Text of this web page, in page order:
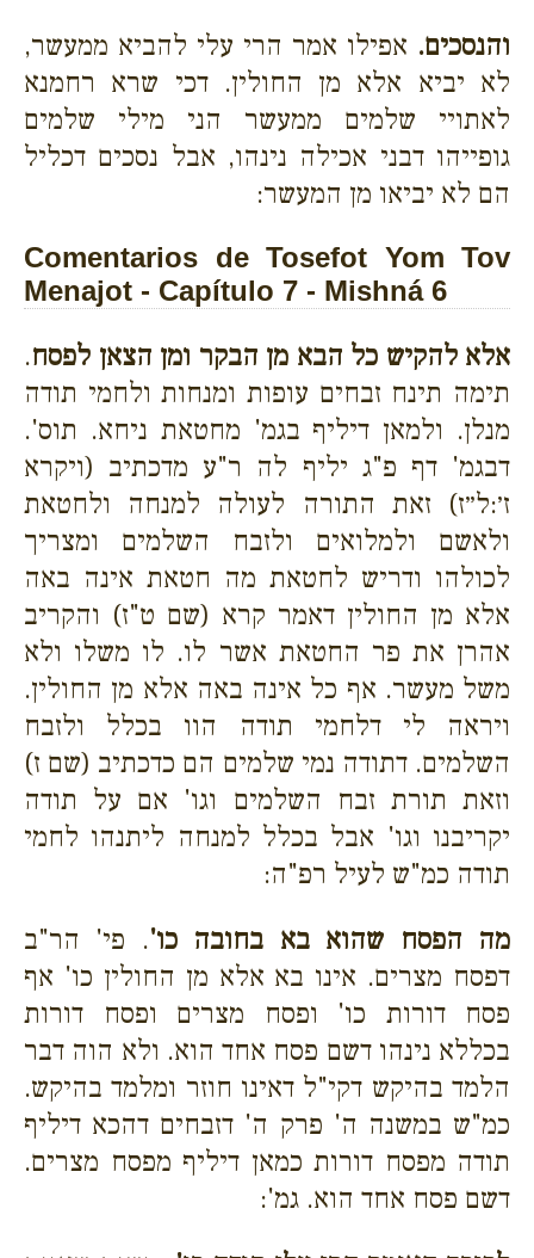
והנסכים. אפילו אמר הרי עלי להביא ממעשר,
לא יביא אלא מן החולין. דכי שרא רחמנא
לאתויי שלמים ממעשר הני מילי שלמים
גופייהו דבני אכילה נינהו, אבל נסכים דכליל
הם לא יביאו מן המעשר:
Comentarios de Tosefot Yom Tov
Menajot - Capítulo 7 - Mishná 6
אלא להקיש כל הבא מן הבקר ומן הצאן לפסח.
תימה תינח זבחים עופות ומנחות ולחמי תודה
מנלן. ולמאן דיליף בגמ' מחטאת ניחא. תוס'.
דבגמ' דף פ"ג יליף לה ר"ע מדכתיב (ויקרא
ז׳:ל״ז) זאת התורה לעולה למנחה ולחטאת
ולאשם ולמלואים ולזבח השלמים ומצריך
לכולהו ודריש לחטאת מה חטאת אינה באה
אלא מן החולין דאמר קרא (שם ט"ז) והקריב
אהרן את פר החטאת אשר לו. לו משלו ולא
משל מעשר. אף כל אינה באה אלא מן החולין.
ויראה לי דלחמי תודה הוו בכלל ולזבח
השלמים. דתודה נמי שלמים הם כדכתיב (שם ז)
וזאת תורת זבח השלמים וגו' אם על תודה
יקריבנו וגו' אבל בכלל למנחה ליתנהו לחמי
תודה כמ"ש לעיל רפ"ה:
מה הפסח שהוא בא בחובה כו'. פי' הר"ב
דפסח מצרים. אינו בא אלא מן החולין כו' אף
פסח דורות כו' ופסח מצרים ופסח דורות
בכללא נינהו דשם פסח אחד הוא. ולא הוה דבר
הלמד בהיקש דקי"ל דאינו חוזר ומלמד בהיקש.
כמ"ש במשנה ה' פרק ה' דזבחים דהכא דיליף
תודה מפסח דורות כמאן דיליף מפסח מצרים.
דשם פסח אחד הוא. גמ':